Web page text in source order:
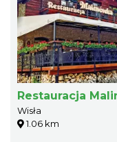
Restauracja
Wisła
1.06 km